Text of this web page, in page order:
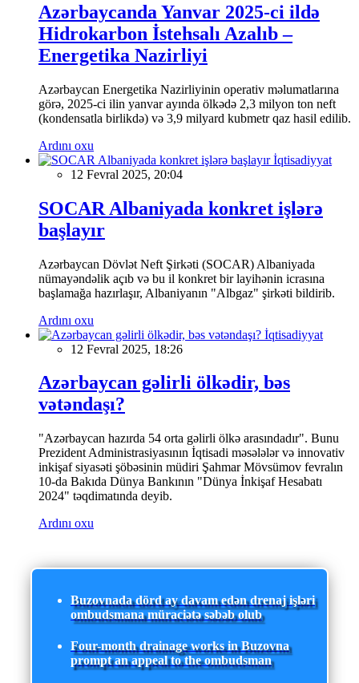
Azərbaycanda Yanvar 2025-ci ildə
Hidrokarbon İstehsalı Azalıb –
Energetika Nazirliyi
Azərbaycan Energetika Nazirliyinin operativ məlumatlarına
görə, 2025-ci ilin yanvar ayında ölkədə 2,3 milyon ton neft
(kondensatla birlikdə) və 3,9 milyard kubmetr qaz hasil edilib.
Ardını oxu
İqtisadiyyat
12 Fevral 2025, 20:04
SOCAR Albaniyada konkret işlərə
başlayır
Azərbaycan Dövlət Neft Şirkəti (SOCAR) Albaniyada
nümayəndəlik açıb və bu il konkret bir layihənin icrasına
başlamağa hazırlaşır, Albaniyanın "Albgaz" şirkəti bildirib.
Ardını oxu
İqtisadiyyat
12 Fevral 2025, 18:26
Azərbaycan gəlirli ölkədir, bəs
vətəndaşı?
"Azərbaycan hazırda 54 orta gəlirli ölkə arasındadır". Bunu
Prezident Administrasiyasının İqtisadi məsələlər və innovativ
inkişaf siyasəti şöbəsinin müdiri Şahmar Mövsümov fevralın
10-da Bakıda Dünya Bankının "Dünya İnkişaf Hesabatı
2024" təqdimatında deyib.
Ardını oxu
Buzovnada dörd ay davam edən drenaj işləri
ombudsmana müraciətə səbəb olub
Four-month drainage works in Buzovna
prompt an appeal to the ombudsman